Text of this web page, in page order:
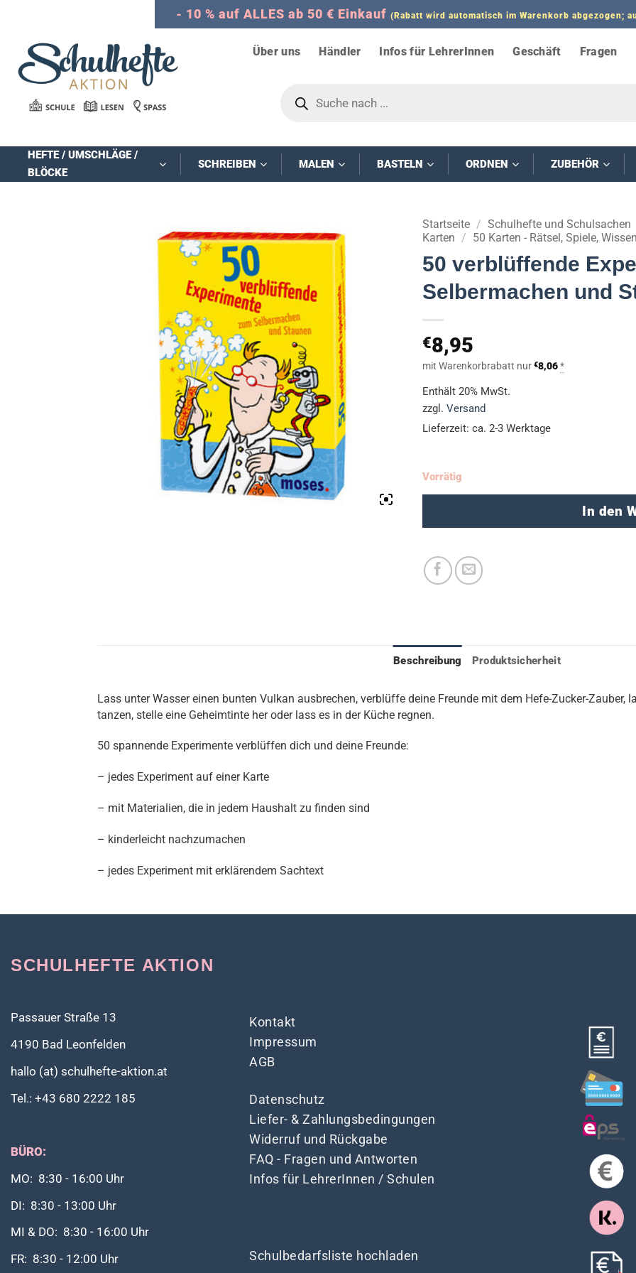
springen
- 10 % auf ALLES ab 50 € Einkauf (Rabatt wird automatisch im Warenkorb abgezogen;
Über uns Händler Infos für LehrerInnen Geschäft Fragen
search
HEFTE / UMSCHLÄGE /
BLÖCKE
SCHREIBEN MALEN BASTELN ORDNEN ZUBEHÖR
Startseite / Schulhefte und Schulsachen
Karten / 50 Karten - Rätsel, Spiele, Wissen
50 verblüffende
Selbermachen und
€8,95
mit Warenkorbrabatt nur€8,06*
Enthält 20% MwSt.
zzgl.Versand
Lieferzeit: ca. 2-3 Werktage
Vorrätig
In den
Beschreibung Produktsicherheit
Lass unter Wasser einen bunten Vulkan ausbrechen, verblüffe deine Freunde mit dem Hefe-Zucker-Zauber,
tanzen, stelle eine Geheimtinte her oder lass es in der Küche regnen.
50 spannende Experimente verblüffen dich und deine Freunde:
– jedes Experiment auf einer Karte
– mit Materialien, die in jedem Haushalt zu finden sind
– kinderleicht nachzumachen
– jedes Experiment mit erklärendem Sachtext
SCHULHEFTE AKTION
Passauer Straße 13
4190 Bad Leonfelden
hallo (at) schulhefte-aktion.at
Tel.: +43 680 2222 185
BÜRO:
MO: 8:30 - 16:00 Uhr
DI: 8:30 - 13:00 Uhr
MI & DO: 8:30 - 16:00 Uhr
FR: 8:30 - 12:00 Uhr
Kontakt
Impressum
AGB
Datenschutz
Liefer- & Zahlungsbedingungen
Widerruf und Rückgabe
FAQ - Fragen und Antworten
Infos für LehrerInnen / Schulen
Schulbedarfsliste hochladen